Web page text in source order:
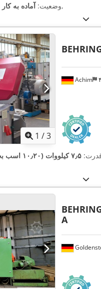
وضعیت:آماده به ,
1 /3
Achim
۷٫۵ کیلووات (۱۰٫۲۰ اسب بخار)
A